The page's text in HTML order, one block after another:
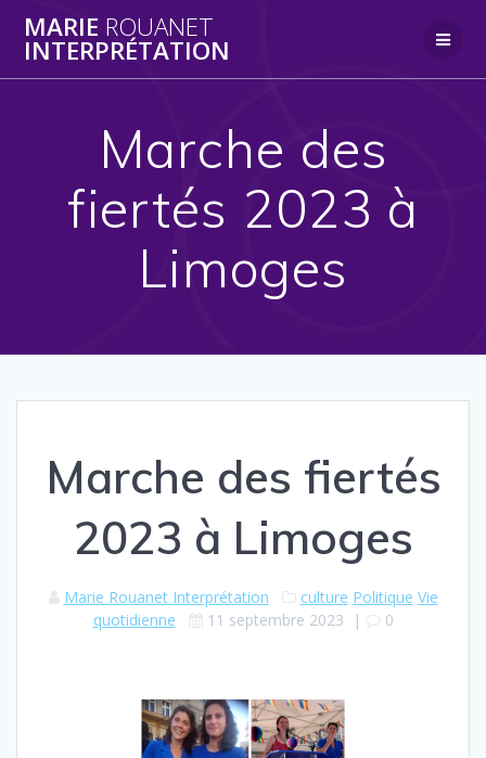
MARIE ROUANET
INTERPRÉTATION
Marche des
fiertés 2023 à
Limoges
Marche des fiertés
2023 à Limoges
Marie Rouanet Interprétation culture Politique Vie
quotidienne
11 septembre 2023 | 0